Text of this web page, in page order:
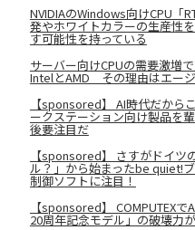
NVIDIAのWindows向けCPU「
発やホワイトカラーの生産性
す可能性を持っている
サーバー向けCPUの需要激増
IntelとAMD その理由はエー
【sponsored】 AI時代だから
ークステーション向け製品を
後要注目だ
【sponsored】 さすがドイツ
ル？」から始まったbe quiet!
制御ソフトに注目！
【sponsored】 COMPUTEX
20周年記念モデル」の破壊力